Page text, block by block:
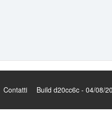
Contatti Build d20cc6c - 04/08/